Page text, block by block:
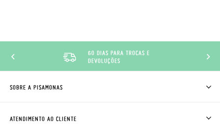
60 DIAS PARA TROCAS E
DEVOLUÇÕES
SOBRE A PISAMONAS
ATENDIMENTO AO CLIENTE